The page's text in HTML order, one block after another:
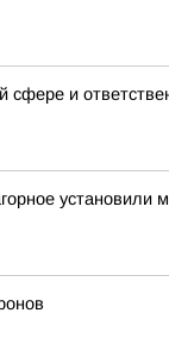
и
установили